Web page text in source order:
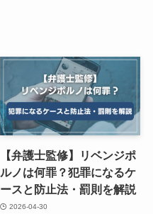
【弁護士監修】リベンジポ
ルノは何罪？犯罪になるケ
ースと防止法・罰則を解説
2026-04-30